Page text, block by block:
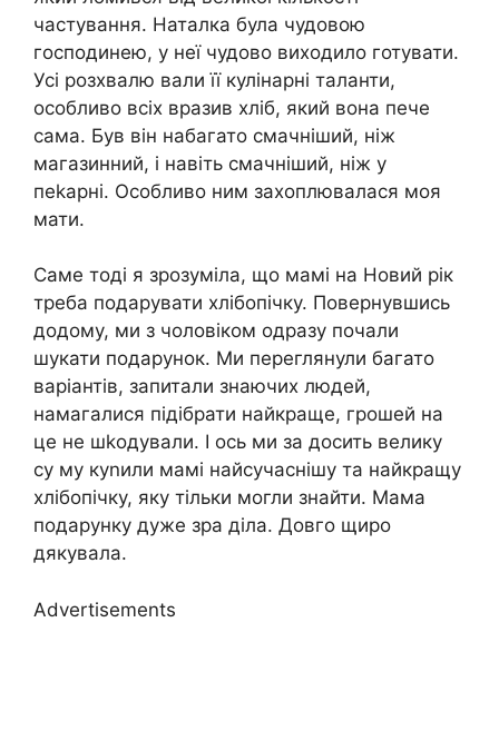
частування. Наталка була чудовою
господинею, у неї чудово виходило готувати.
Усі розхвалю вали її кулінарні таланти,
особливо всіх вразив хліб, який вона пече
сама. Був він набагато смачніший, ніж
магазинний, і навіть смачніший, ніж у
пеkарні. Особливо ним захоплювалася моя
мати.
Саме тоді я зрозуміла, що мамі на Новий рік
треба подарувати хлібопічку. Повернувшись
додому, ми з чоловіком одразу почали
шукати подарунок. Ми переглянули багато
варіантів, запитали знаючих людей,
намагалися підібрати найкраще, грошей на
це не шkодували. І ось ми за досить велику
су му куnили мамі найсучаснішу та найкращу
хлібопічку, яку тільки могли знайти. Мама
подарунку дуже зра діла. Довго щиро
дякувала.
Advertisements